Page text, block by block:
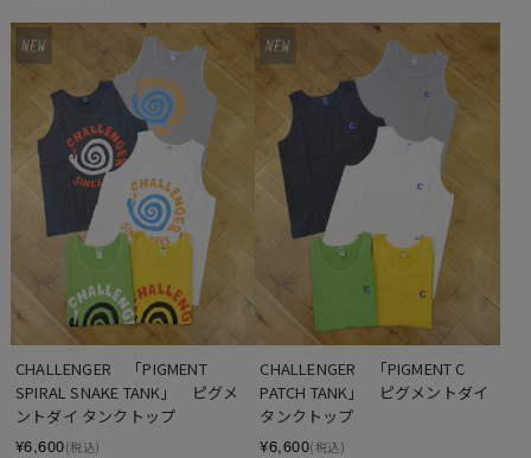
CHALLENGER　「PIGMENT
SPIRAL SNAKE TANK」　ピグメ
ントダイ タンクトップ
¥6,600(税込)
CHALLENGER　「PIGMENT C
PATCH TANK」　ピグメントダイ
タンクトップ
¥6,600(税込)